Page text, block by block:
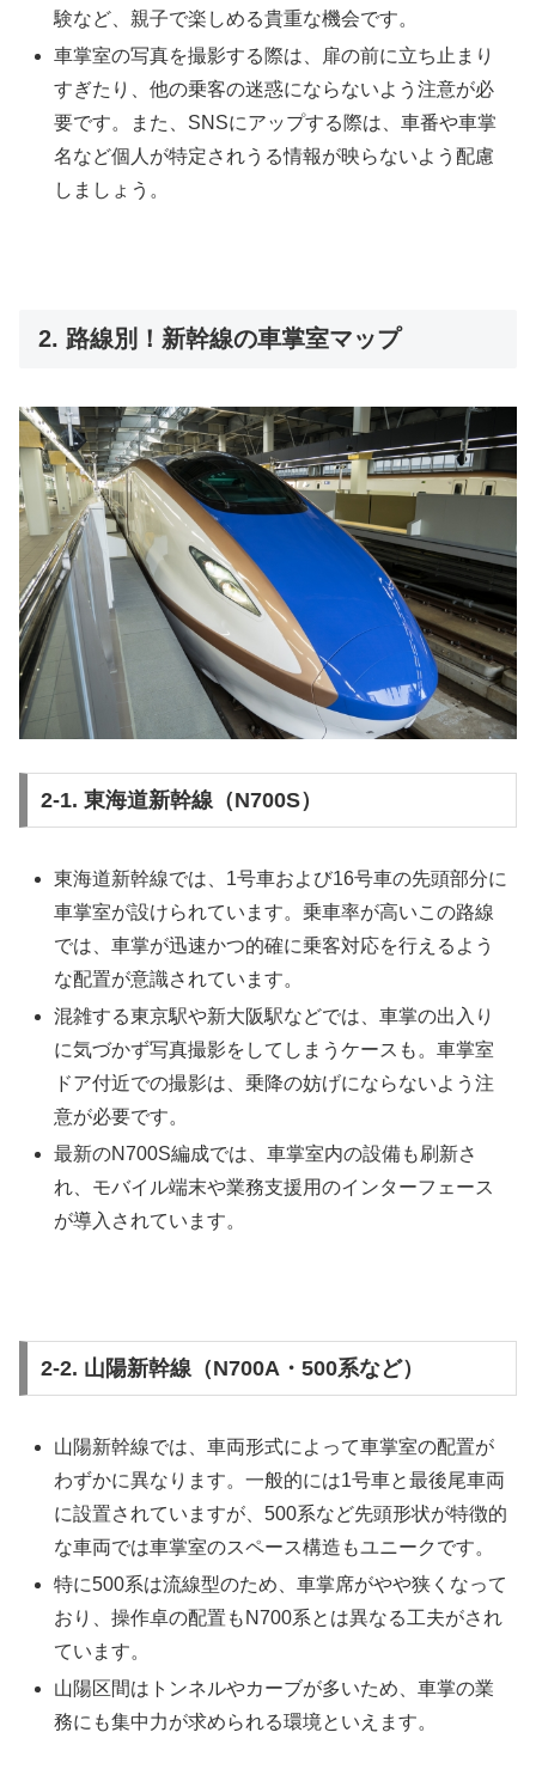
験など、親子で楽しめる貴重な機会です。
車掌室の写真を撮影する際は、扉の前に立ち止まり
すぎたり、他の乗客の迷惑にならないよう注意が必
要です。また、SNSにアップする際は、車番や車掌
名など個人が特定されうる情報が映らないよう配慮
しましょう。
2. 路線別！新幹線の車掌室マップ
2-1. 東海道新幹線（N700S）
東海道新幹線では、1号車および16号車の先頭部分に
車掌室が設けられています。乗車率が高いこの路線
では、車掌が迅速かつ的確に乗客対応を行えるよう
な配置が意識されています。
混雑する東京駅や新大阪駅などでは、車掌の出入り
に気づかず写真撮影をしてしまうケースも。車掌室
ドア付近での撮影は、乗降の妨げにならないよう注
意が必要です。
最新のN700S編成では、車掌室内の設備も刷新さ
れ、モバイル端末や業務支援用のインターフェース
が導入されています。
2-2. 山陽新幹線（N700A・500系など）
山陽新幹線では、車両形式によって車掌室の配置が
わずかに異なります。一般的には1号車と最後尾車両
に設置されていますが、500系など先頭形状が特徴的
な車両では車掌室のスペース構造もユニークです。
特に500系は流線型のため、車掌席がやや狭くなって
おり、操作卓の配置もN700系とは異なる工夫がされ
ています。
山陽区間はトンネルやカーブが多いため、車掌の業
務にも集中力が求められる環境といえます。